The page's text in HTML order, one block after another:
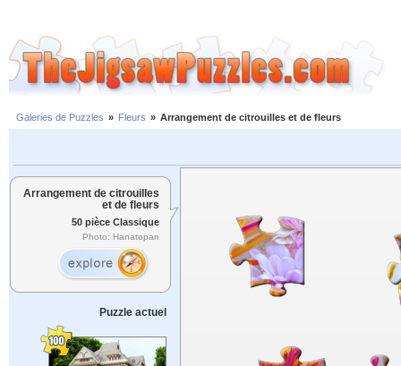
Galeries de Puzzles » Fleurs » Arrangement de citrouilles et de fleurs
Arrangement de citrouilles
et de fleurs
50 pièce Classique
Photo: Hanatopan
Puzzle actuel